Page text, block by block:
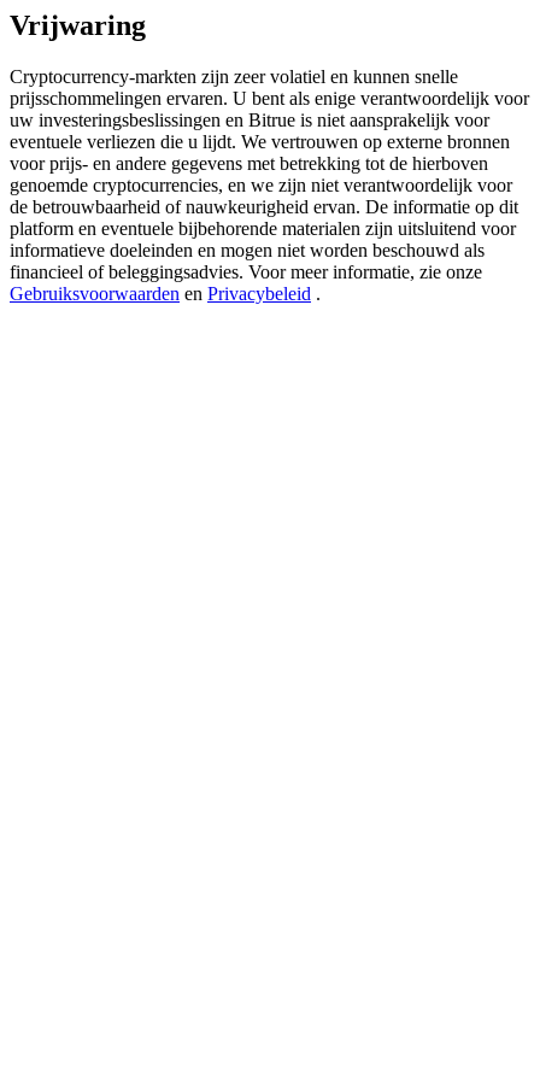
Precious Metals Trading Carnival
Trade Gold & Silver · 33,333 USDT Bonus
USDT New User Exclusive 10% APR
USDT Flexible Staking | Daily Rewards
Vrijwaring
Cryptocurrency-markten zijn zeer volatiel en kunnen snelle
prijsschommelingen ervaren. U bent als enige verantwoordelijk voor
uw investeringsbeslissingen en Bitrue is niet aansprakelijk voor
eventuele verliezen die u lijdt. We vertrouwen op externe bronnen
voor prijs- en andere gegevens met betrekking tot de hierboven
genoemde cryptocurrencies, en we zijn niet verantwoordelijk voor
de betrouwbaarheid of nauwkeurigheid ervan. De informatie op dit
platform en eventuele bijbehorende materialen zijn uitsluitend voor
informatieve doeleinden en mogen niet worden beschouwd als
financieel of beleggingsadvies. Voor meer informatie, zie onze
Gebruiksvoorwaarden en Privacybeleid .